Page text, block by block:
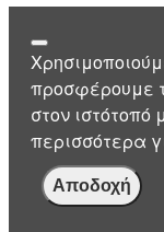
προσφέρουμε
στον
περισσότερα
Αποδοχή